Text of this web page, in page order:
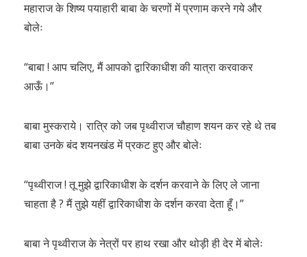
महाराज के शिष्य पयाहारी बाबा के चरणों में प्रणाम करने गये और
बोलेः
“बाबा ! आप चलिए, मैं आपको द्वारिकाधीश की यात्रा करवाकर
आऊँ।”
बाबा मुस्कराये। रात्रि को जब पृथ्वीराज चौहाण शयन कर रहे थे तब
बाबा उनके बंद शयनखंड में प्रकट हुए और बोलेः
“पृथ्वीराज ! तू मुझे द्वारिकाधीश के दर्शन करवाने के लिए ले जाना
चाहता है ? मैं तुझे यहीं द्वारिकाधीश के दर्शन करवा देता हूँ।”
बाबा ने पृथ्वीराज के नेत्रों पर हाथ रखा और थोड़ी ही देर में बोलेः